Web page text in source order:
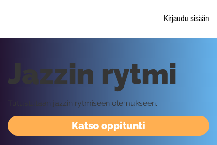
Kirjaudu sisään
Katso oppitunti
Jazzin rytmi
Tutustutaan jazzin rytmiseen olemukseen.